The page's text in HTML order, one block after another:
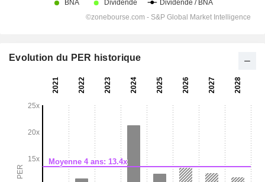
Evolution du PER historique